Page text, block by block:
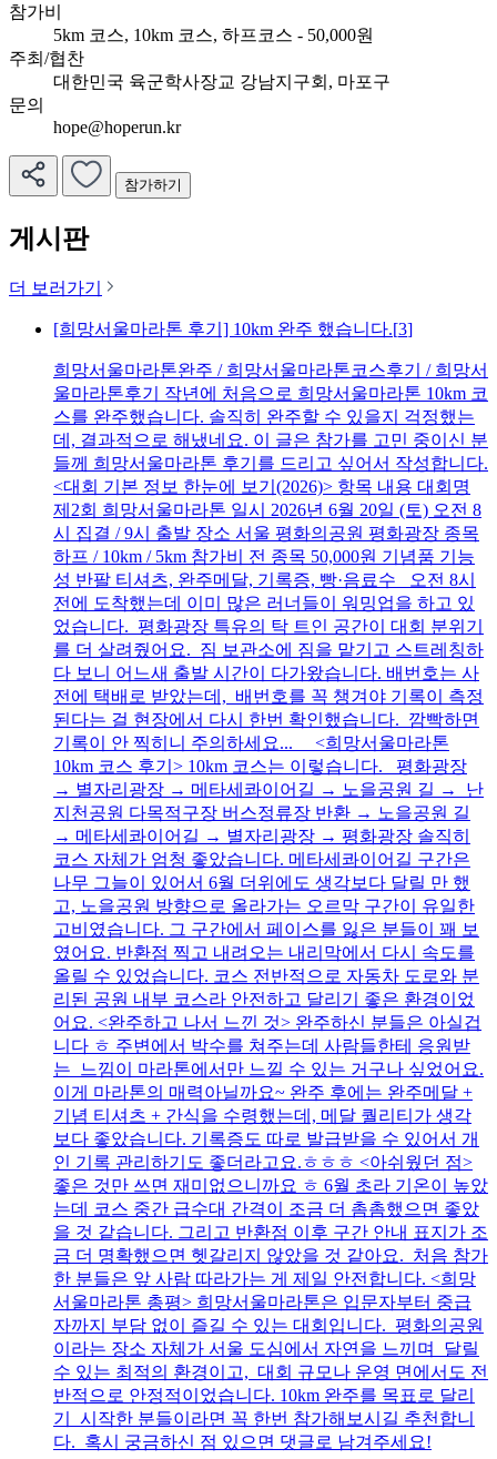
참가비
5km 코스, 10km 코스, 하프코스 - 50,000원
주최/협찬
대한민국 육군학사장교 강남지구회, 마포구
문의
hope@hoperun.kr
참가하기
게시판
더 보러가기
[희망서울마라톤 후기] 10km 완주 했습니다.[3]
희망서울마라톤완주 / 희망서울마라톤코스후기 / 희망서
울마라톤후기 작년에 처음으로 희망서울마라톤 10km 코
스를 완주했습니다. 솔직히 완주할 수 있을지 걱정했는
데, 결과적으로 해냈네요. 이 글은 참가를 고민 중이신 분
들께 희망서울마라톤 후기를 드리고 싶어서 작성합니다.
<대회 기본 정보 한눈에 보기(2026)> 항목 내용 대회명
제2회 희망서울마라톤 일시 2026년 6월 20일 (토) 오전 8
시 집결 / 9시 출발 장소 서울 평화의공원 평화광장 종목
하프 / 10km / 5km 참가비 전 종목 50,000원 기념품 기능
성 반팔 티셔츠, 완주메달, 기록증, 빵·음료수 오전 8시
전에 도착했는데 이미 많은 러너들이 워밍업을 하고 있
었습니다. 평화광장 특유의 탁 트인 공간이 대회 분위기
를 더 살려줬어요. 짐 보관소에 짐을 맡기고 스트레칭하
다 보니 어느새 출발 시간이 다가왔습니다. 배번호는 사
전에 택배로 받았는데, 배번호를 꼭 챙겨야 기록이 측정
된다는 걸 현장에서 다시 한번 확인했습니다. 깜빡하면
기록이 안 찍히니 주의하세요... <희망서울마라톤
10km 코스 후기> 10km 코스는 이렇습니다. 평화광장
→ 별자리광장 → 메타세콰이어길 → 노을공원 길 → 난
지천공원 다목적구장 버스정류장 반환 → 노을공원 길
→ 메타세콰이어길 → 별자리광장 → 평화광장 솔직히
코스 자체가 엄청 좋았습니다. 메타세콰이어길 구간은
나무 그늘이 있어서 6월 더위에도 생각보다 달릴 만 했
고, 노을공원 방향으로 올라가는 오르막 구간이 유일한
고비였습니다. 그 구간에서 페이스를 잃은 분들이 꽤 보
였어요. 반환점 찍고 내려오는 내리막에서 다시 속도를
올릴 수 있었습니다. 코스 전반적으로 자동차 도로와 분
리된 공원 내부 코스라 안전하고 달리기 좋은 환경이었
어요. <완주하고 나서 느낀 것> 완주하신 분들은 아실겁
니다 ㅎ 주변에서 박수를 쳐주는데 사람들한테 응원받
는 느낌이 마라톤에서만 느낄 수 있는 거구나 싶었어요.
이게 마라톤의 매력아닐까요~ 완주 후에는 완주메달 +
기념 티셔츠 + 간식을 수령했는데, 메달 퀄리티가 생각
보다 좋았습니다. 기록증도 따로 발급받을 수 있어서 개
인 기록 관리하기도 좋더라고요.ㅎㅎㅎ <아쉬웠던 점>
좋은 것만 쓰면 재미없으니까요 ㅎ 6월 초라 기온이 높았
는데 코스 중간 급수대 간격이 조금 더 촘촘했으면 좋았
을 것 같습니다. 그리고 반환점 이후 구간 안내 표지가 조
금 더 명확했으면 헷갈리지 않았을 것 같아요. 처음 참가
한 분들은 앞 사람 따라가는 게 제일 안전합니다. <희망
서울마라톤 총평> 희망서울마라톤은 입문자부터 중급
자까지 부담 없이 즐길 수 있는 대회입니다. 평화의공원
이라는 장소 자체가 서울 도심에서 자연을 느끼며 달릴
수 있는 최적의 환경이고, 대회 규모나 운영 면에서도 전
반적으로 안정적이었습니다. 10km 완주를 목표로 달리
기 시작한 분들이라면 꼭 한번 참가해보시길 추천합니
다. 혹시 궁금하신 점 있으면 댓글로 남겨주세요!